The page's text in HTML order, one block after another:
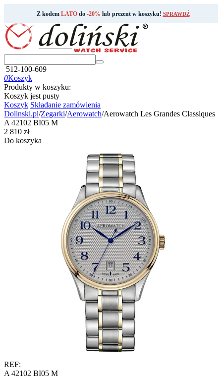
Z kodem LATOdo -20% lub prezent w koszyku! SPRAWDŹ
512-100-609
0Koszyk
Produkty w koszyku:
Koszyk jest pusty
Koszyk Składanie zamówienia
Dolinski.pl/Zegarki/Aerowatch/Aerowatch Les Grandes Classiques
A 42102 BI05 M
‍2 810‍ zł
Do koszyka
REF:
A 42102 BI05 M